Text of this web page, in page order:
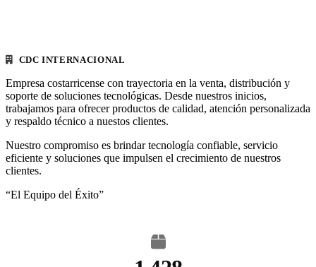
CDC INTERNACIONAL
Empresa costarricense con trayectoria en la venta, distribución y
soporte de soluciones tecnológicas. Desde nuestros inicios,
trabajamos para ofrecer productos de calidad, atención personalizada
y respaldo técnico a nuestos clientes.
Nuestro compromiso es brindar tecnología confiable, servicio
eficiente y soluciones que impulsen el crecimiento de nuestros
clientes.
“El Equipo del Éxito”